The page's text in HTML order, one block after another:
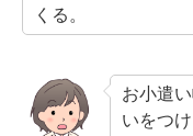
くる。
お小遣
いをつ